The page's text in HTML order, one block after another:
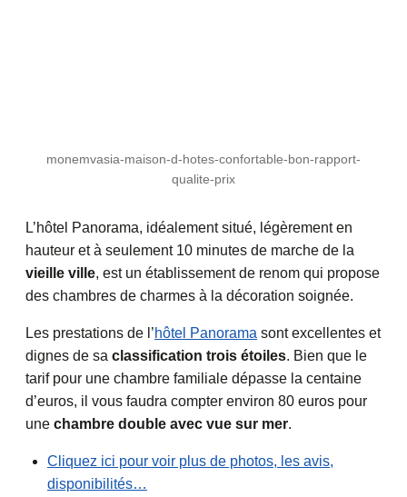
monemvasia-maison-d-hotes-confortable-bon-rapport-
qualite-prix
L’hôtel Panorama, idéalement situé, légèrement en
hauteur et à seulement 10 minutes de marche de la
vieille ville, est un établissement de renom qui propose
des chambres de charmes à la décoration soignée.
Les prestations de l’hôtel Panorama sont excellentes et
dignes de sa classification trois étoiles. Bien que le
tarif pour une chambre familiale dépasse la centaine
d’euros, il vous faudra compter environ 80 euros pour
une chambre double avec vue sur mer.
Cliquez ici pour voir plus de photos, les avis,
disponibilités…